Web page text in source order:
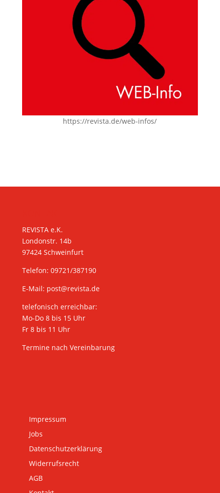
https://revista.de/web-infos/
REVISTA e.K.
Londonstr. 14b
97424 Schweinfurt
Telefon: 09721/387190
E-Mail: post@revista.de
telefonisch erreichbar:
Mo-Do 8 bis 15 Uhr
Fr 8 bis 11 Uhr
Termine nach Vereinbarung
Impressum
Jobs
Datenschutzerklärung
Widerrufsrecht
AGB